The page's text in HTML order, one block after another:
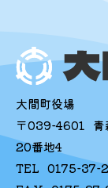
大間町役場
〒039-4601
20番地4
TEL 0175-37-